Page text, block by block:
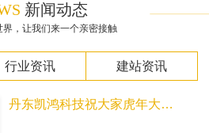
新闻动态
界，让我们来一个亲密接触
行业资讯 建站资讯
丹东凯鸿科技祝大家虎年大吉！